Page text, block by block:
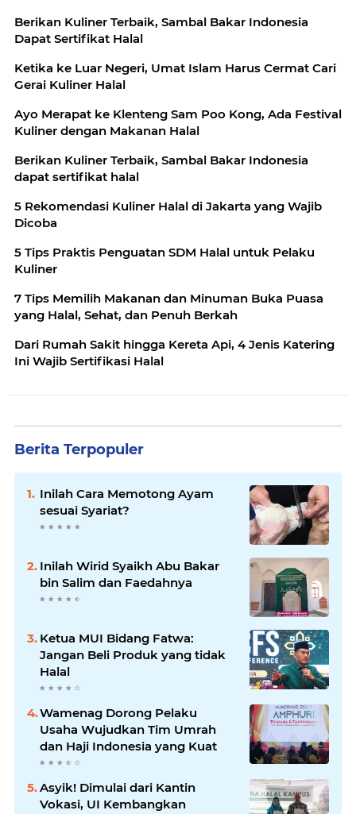
Berikan Kuliner Terbaik, Sambal Bakar Indonesia
Dapat Sertifikat Halal
Ketika ke Luar Negeri, Umat Islam Harus Cermat Cari
Gerai Kuliner Halal
Ayo Merapat ke Klenteng Sam Poo Kong, Ada Festival
Kuliner dengan Makanan Halal
Berikan Kuliner Terbaik, Sambal Bakar Indonesia
dapat sertifikat halal
5 Rekomendasi Kuliner Halal di Jakarta yang Wajib
Dicoba
5 Tips Praktis Penguatan SDM Halal untuk Pelaku
Kuliner
7 Tips Memilih Makanan dan Minuman Buka Puasa
yang Halal, Sehat, dan Penuh Berkah
Dari Rumah Sakit hingga Kereta Api, 4 Jenis Katering
Ini Wajib Sertifikasi Halal
Berita Terpopuler
Inilah Cara Memotong Ayam
sesuai Syariat?
Inilah Wirid Syaikh Abu Bakar
bin Salim dan Faedahnya
Ketua MUI Bidang Fatwa:
Jangan Beli Produk yang tidak
Halal
Wamenag Dorong Pelaku
Usaha Wujudkan Tim Umrah
dan Haji Indonesia yang Kuat
Asyik! Dimulai dari Kantin
Vokasi, UI Kembangkan